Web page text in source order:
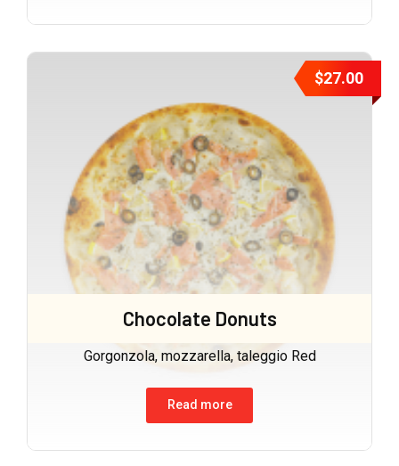
$27.00
Chocolate Donuts
Gorgonzola, mozzarella, taleggio Red
Read more